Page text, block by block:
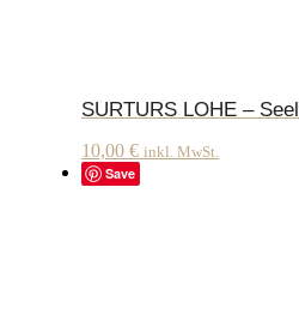
SURTURS LOHE –
10,00 € inkl. MwSt.
Save